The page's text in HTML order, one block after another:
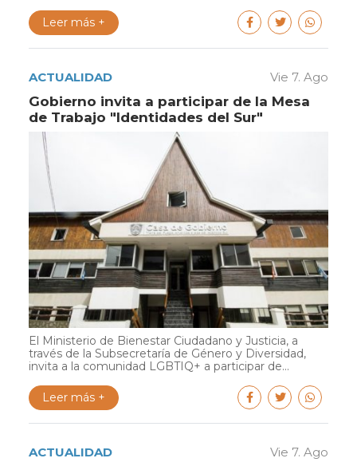
Leer más +
ACTUALIDAD Vie 7. Ago
Gobierno invita a participar de la Mesa
de Trabajo "Identidades del Sur"
El Ministerio de Bienestar Ciudadano y Justicia, a
través de la Subsecretaría de Género y Diversidad,
invita a la comunidad LGBTIQ+ a participar de...
Leer más +
ACTUALIDAD Vie 7. Ago